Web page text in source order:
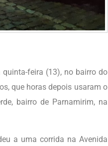
feira (13), no bairro do
que horas depois usaram o
bairro de Parnamirim, na
a uma corrida na Avenida